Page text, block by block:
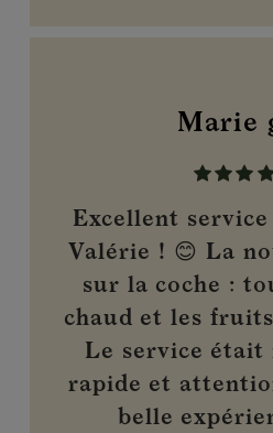
Marie
Excellent
Valérie ! 😊 La
sur la coche :
chaud et les
Le service était
rapide et
belle